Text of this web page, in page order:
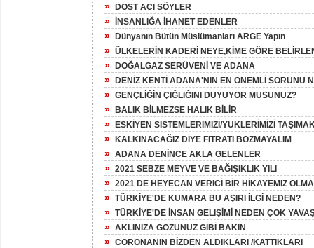
» DOST ACI SÖYLER
» İNSANLIĞA İHANET EDENLER
» Dünyanın Bütün Müslümanları ARGE Yapın
» ÜLKELERİN KADERİ NEYE,KİME GÖRE
» DOĞALGAZ SERÜVENİ VE ADANA
» DENİZ KENTİ ADANA'NIN EN ÖNEMLİ SORUNU
» GENÇLİĞİN ÇIĞLIĞINI DUYUYOR MUSUNUZ?
» BALIK BİLMEZSE HALIK BİLİR
» ESKİYEN SISTEMLERIMIZİ/YÜKLERİMİZİ
» KALKINACAĞIZ DİYE FITRATI BOZMAYALIM
» ADANA DENİNCE AKLA GELENLER
» 2021 SEBZE MEYVE VE BAĞIŞIKLIK YILI
» 2021 DE HEYECAN VERICİ BİR HİKAYEMIZ
» TÜRKİYE'DE KUMARA BU AŞIRI İLGİ NEDEN?
» TÜRKİYE'DE İNSAN GELIŞİMİ NEDEN ÇOK
» AKLINIZA GÖZÜNÜZ GİBİ BAKIN
» CORONANIN BİZDEN ALDIKLARI /KATTIKLARI